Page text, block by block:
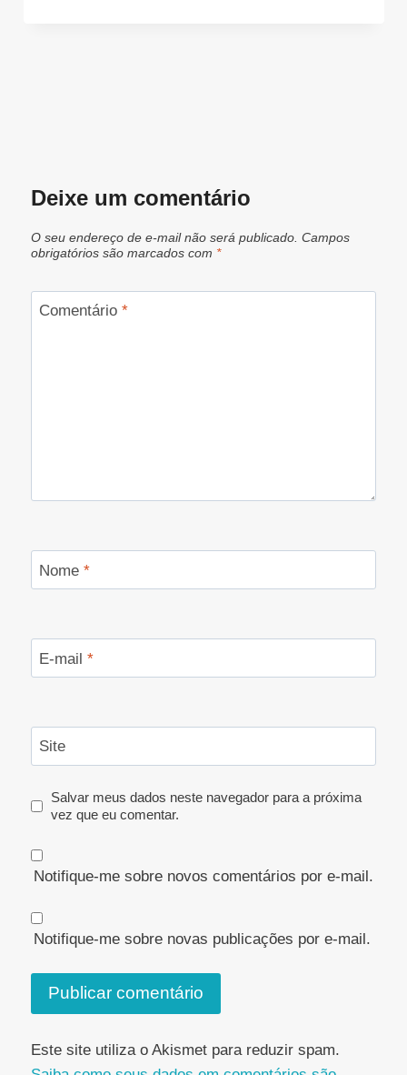
Deixe um comentário
O seu endereço de e-mail não será publicado. Campos
obrigatórios são marcados com *
Comentário *
Nome *
E-mail *
Site
Salvar meus dados neste navegador para a próxima
vez que eu comentar.
Notifique-me sobre novos comentários por e-mail.
Notifique-me sobre novas publicações por e-mail.
Este site utiliza o Akismet para reduzir spam.